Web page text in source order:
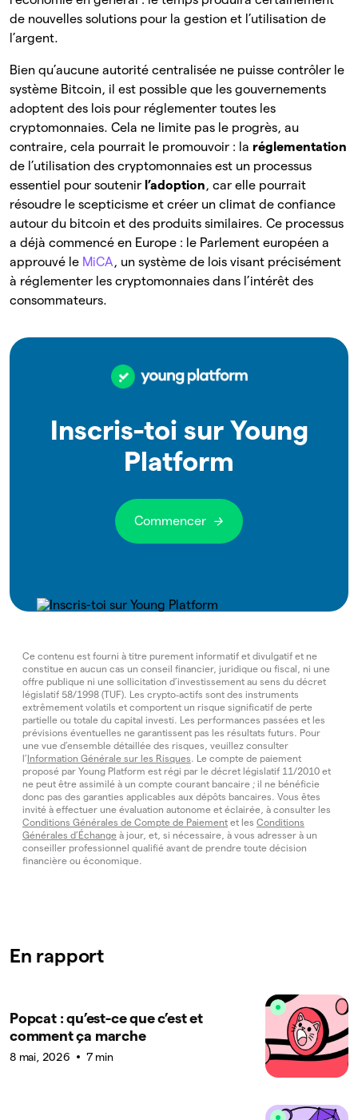
de nouvelles solutions pour la gestion et l’utilisation de
l’argent.
Bien qu’aucune autorité centralisée ne puisse contrôler le
système Bitcoin, il est possible que les gouvernements
adoptent des lois pour réglementer toutes les
cryptomonnaies. Cela ne limite pas le progrès, au
contraire, cela pourrait le promouvoir : la réglementation
de l’utilisation des cryptomonnaies est un processus
essentiel pour soutenir l’adoption, car elle pourrait
résoudre le scepticisme et créer un climat de confiance
autour du bitcoin et des produits similaires. Ce processus
a déjà commencé en Europe : le Parlement européen a
approuvé le MiCA, un système de lois visant précisément
à réglementer les cryptomonnaies dans l’intérêt des
consommateurs.
Inscris-toi sur Young
Platform
Commencer
Ce contenu est fourni à titre purement informatif et divulgatif et ne
constitue en aucun cas un conseil financier, juridique ou fiscal, ni une
offre publique ni une sollicitation d’investissement au sens du décret
législatif 58/1998 (TUF). Les crypto‑actifs sont des instruments
extrêmement volatils et comportent un risque significatif de perte
partielle ou totale du capital investi. Les performances passées et les
prévisions éventuelles ne garantissent pas les résultats futurs. Pour
une vue d’ensemble détaillée des risques, veuillez consulter
l’ Information Générale sur les Risques. Le compte de paiement
proposé par Young Platform est régi par le décret législatif 11/2010 et
ne peut être assimilé à un compte courant bancaire ; il ne bénéficie
donc pas des garanties applicables aux dépôts bancaires. Vous êtes
invité à effectuer une évaluation autonome et éclairée, à consulter les
Conditions Générales de Compte de Paiement et les Conditions
Générales d’Échange à jour, et, si nécessaire, à vous adresser à un
conseiller professionnel qualifié avant de prendre toute décision
financière ou économique.
En rapport
Popcat : qu’est-ce que c’est et
comment ça marche
8 mai, 2026 7 min